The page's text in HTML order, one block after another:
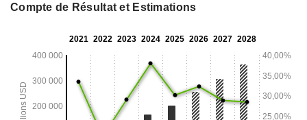
Compte de Résultat et Estimations